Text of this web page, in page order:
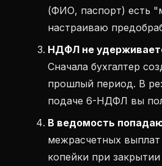
(ФИО, паспорт) есть
настраиваю
НДФЛ не
Сначала бухгалтер
прошлый период. В
подаче 6-НДФЛ вы
В ведомость
межрасчетных
копейки при